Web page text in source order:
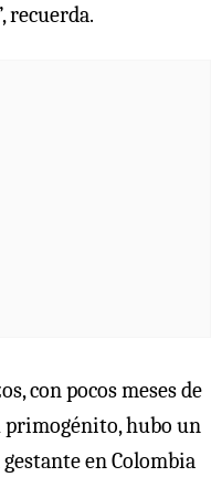
recuerda.
con pocos meses de
primogénito, hubo un
en Colombia